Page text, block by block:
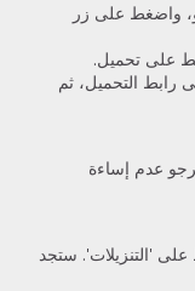
واضغط على زر
على تحميل.
رابط التحميل، ثم
عدم إساءة
'التنزيلات'. ستجد